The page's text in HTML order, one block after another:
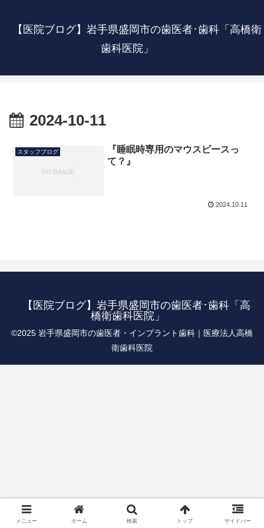
【医院ブログ】岩手県盛岡市の歯医者･歯科「高橋衛
歯科医院」
2024-10-11
スタッフブログ
『睡眠時専用のマウスピースっ
て？』
2024.10.11
【医院ブログ】岩手県盛岡市の歯医者･歯科「高
橋衛歯科医院」
©︎2025 岩手県盛岡市の歯医者・インプラント歯科｜医療法人高橋
衛歯科医院
メニュー ホーム 検索 トップ サイドバー